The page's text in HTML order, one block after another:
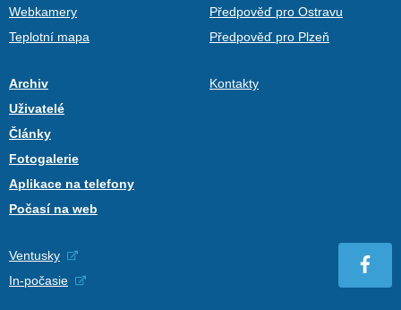
Webkamery
Teplotní mapa
Předpověď pro Ostravu
Předpověď pro Plzeň
Archiv
Uživatelé
Články
Fotogalerie
Aplikace na telefony
Počasí na web
Kontakty
Ventusky
In-počasie